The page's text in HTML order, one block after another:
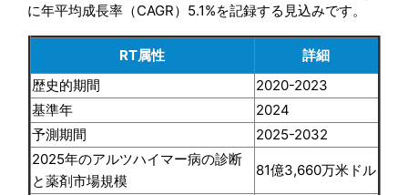
に年平均成長率（CAGR）5.1%を記録する見込みです。
RT属性
詳細
歴史的期間
2020-2023
基準年
2024
予測期間
2025-2032
2025年のアルツハイマー病の診断
と薬剤市場規模
81億3,660万米ドル